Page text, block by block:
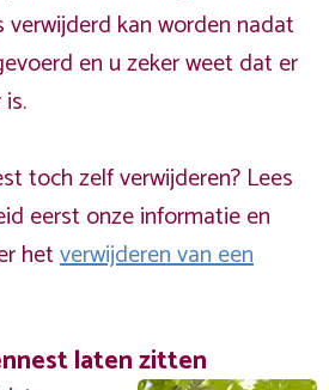
verwijderd kan worden nadat
en u zeker weet dat er
toch zelf verwijderen? Lees
eerst onze informatie en
hetverwijderen van een
laten zitten